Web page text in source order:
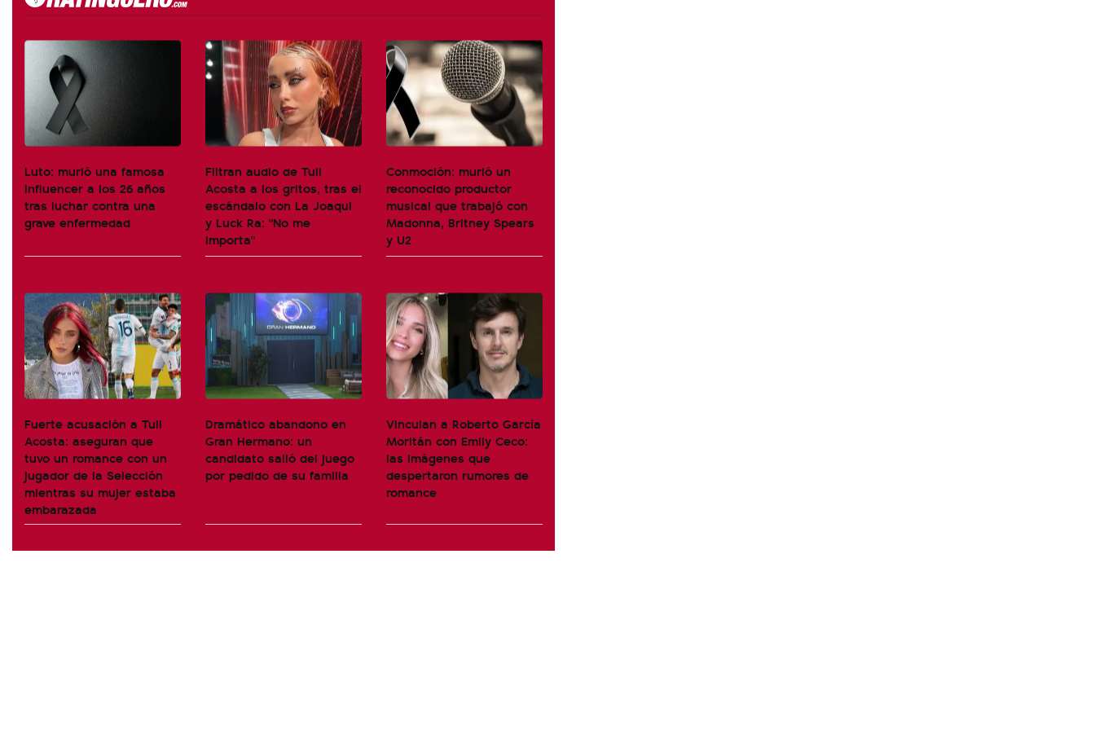
Luto: murió una famosa
influencer a los 26 años
tras luchar contra una
grave enfermedad
Filtran audio de Tuli
Acosta a los gritos, tras el
escándalo con La Joaqui
y Luck Ra: "No me
importa"
Conmoción: murió un
reconocido productor
musical que trabajó con
Madonna, Britney Spears
y U2
Fuerte acusación a Tuli
Acosta: aseguran que
tuvo un romance con un
jugador de la Selección
mientras su mujer estaba
embarazada
Dramático abandono en
Gran Hermano: un
candidato salió del juego
por pedido de su familia
Vinculan a Roberto García
Moritán con Emily Ceco:
las imágenes que
despertaron rumores de
romance